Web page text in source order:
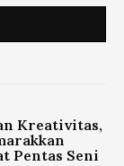
Kreativitas,
Pentas Seni